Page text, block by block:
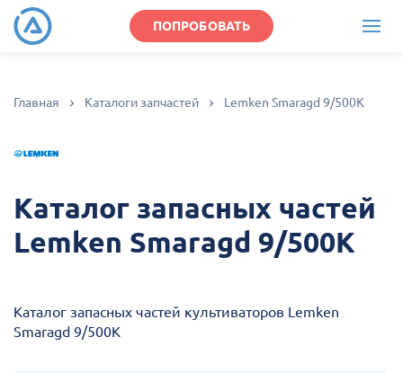
ПОПРОБОВАТЬ
Главная Каталоги запчастей Lemken Smaragd 9/500K
Каталог запасных частей
Lemken Smaragd 9/500K
Каталог запасных частей культиваторов Lemken
Smaragd 9/500K